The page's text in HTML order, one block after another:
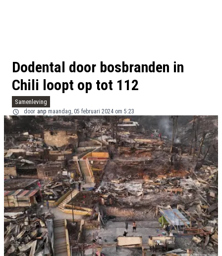
Dodental door bosbranden in
Chili loopt op tot 112
Samenleving
door anp maandag, 05 februari 2024 om 5:23